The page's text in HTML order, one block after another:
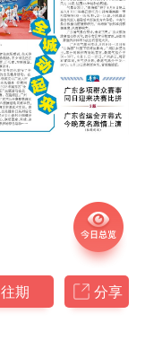
往期 分享